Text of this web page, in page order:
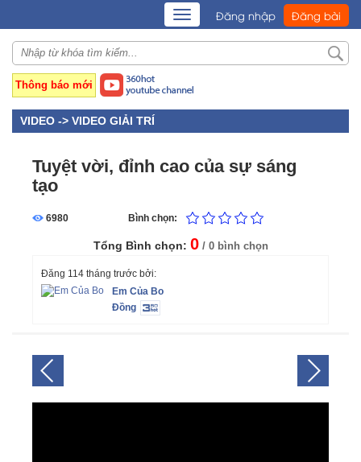
TOGGLE
NAVIGATION
Đăng nhập Đăng bài
Thông báo mới
VIDEO -> VIDEO GIẢI TRÍ
Tuyệt vời, đỉnh cao của sự sáng
tạo
6980 Bình chọn:
Tổng Bình chọn: 0 / 0 bình chọn
Đăng 114 tháng trước bởi:
Em Của Bo
Đồng